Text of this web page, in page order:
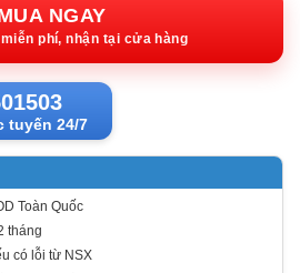
7.170.000VND.
NGAY
phí, nhận tại cửa hàng
tuyến 24/7
Toàn Quốc
tháng
có lỗi từ NSX